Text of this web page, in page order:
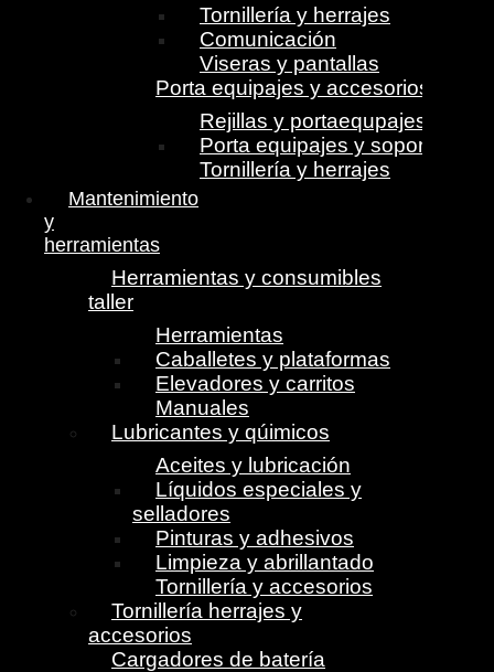
Tornillería y herrajes
Comunicación
Viseras y pantallas
Porta equipajes y accesorios
Rejillas y portaequpajes
Porta equipajes y soportes
Tornillería y herrajes
Mantenimiento
y
herramientas
Herramientas y consumibles
taller
Herramientas
Caballetes y plataformas
Elevadores y carritos
Manuales
Lubricantes y qúimicos
Aceites y lubricación
Líquidos especiales y
selladores
Pinturas y adhesivos
Limpieza y abrillantado
Tornillería y accesorios
Tornillería herrajes y
accesorios
Cargadores de batería